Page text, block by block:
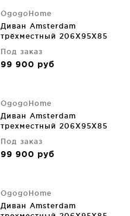
OgogoHome
Диван Amsterdam
трёхместный 206X95X85
Под заказ
99 900 руб
OgogoHome
Диван Amsterdam
трехместный 206X95X85
Под заказ
99 900 руб
OgogoHome
Диван Amsterdam